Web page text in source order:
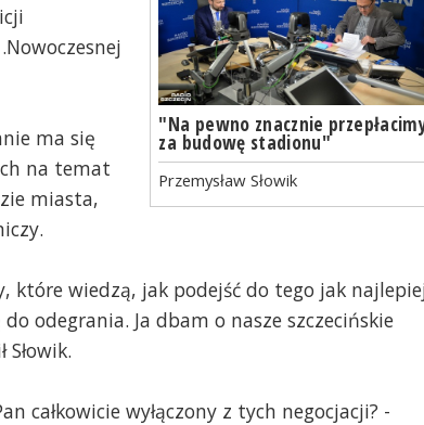
"Na pewno znacznie
za budowę stadionu"
Przemysław Słowik
ma się
na temat
miasta,
które wiedzą, jak podejść do tego jak
odegrania. Ja dbam o nasze szczecińskie
całkowicie wyłączony z tych negocjacji? -